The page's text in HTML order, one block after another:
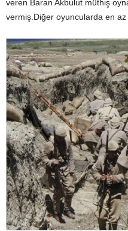
veren Baran Akbulut müthiş
vermiş.Diğer oyuncularda en az